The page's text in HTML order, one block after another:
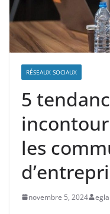
RÉSEAUX SOCIAUX
5
les
novembre 5, 2024